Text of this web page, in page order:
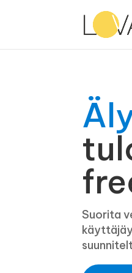
Suorita